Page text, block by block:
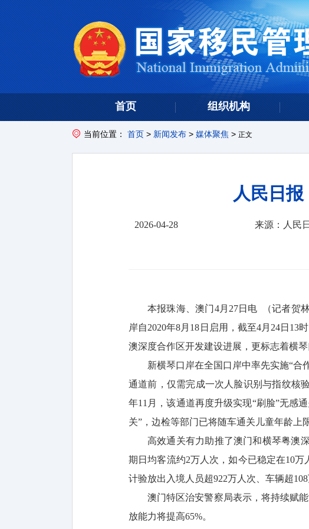
首页 组织机构
当前位置： 首页 > 新闻发布 > 媒体聚焦 > 正文
人民日
2026-04-28 来源：人民
本报珠海、澳门4月27日电 （记者贺
岸自2020年8月18日启用，截至4月24日
澳深度合作区开发建设进展，更标志着横
新横琴口岸在全国口岸中率先实施“合
通道前，仅需完成一次人脸识别与指纹核
年11月，该通道再度升级实现“刷脸”无感
关”，边检等部门已将随车通关儿童年龄上
高效通关有力助推了澳门和横琴粤澳
期日均客流约2万人次，如今已稳定在10
计验放出入境人员超922万人次、车辆超
澳门特区治安警察局表示，将持续赋
放能力将提高65%。